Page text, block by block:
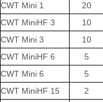
CWT Mini 1
20
CWT MiniHF 3
10
CWT Mini 3
10
CWT MiniHF 6
5
CWT Mini 6
5
CWT MiniHF 15
2